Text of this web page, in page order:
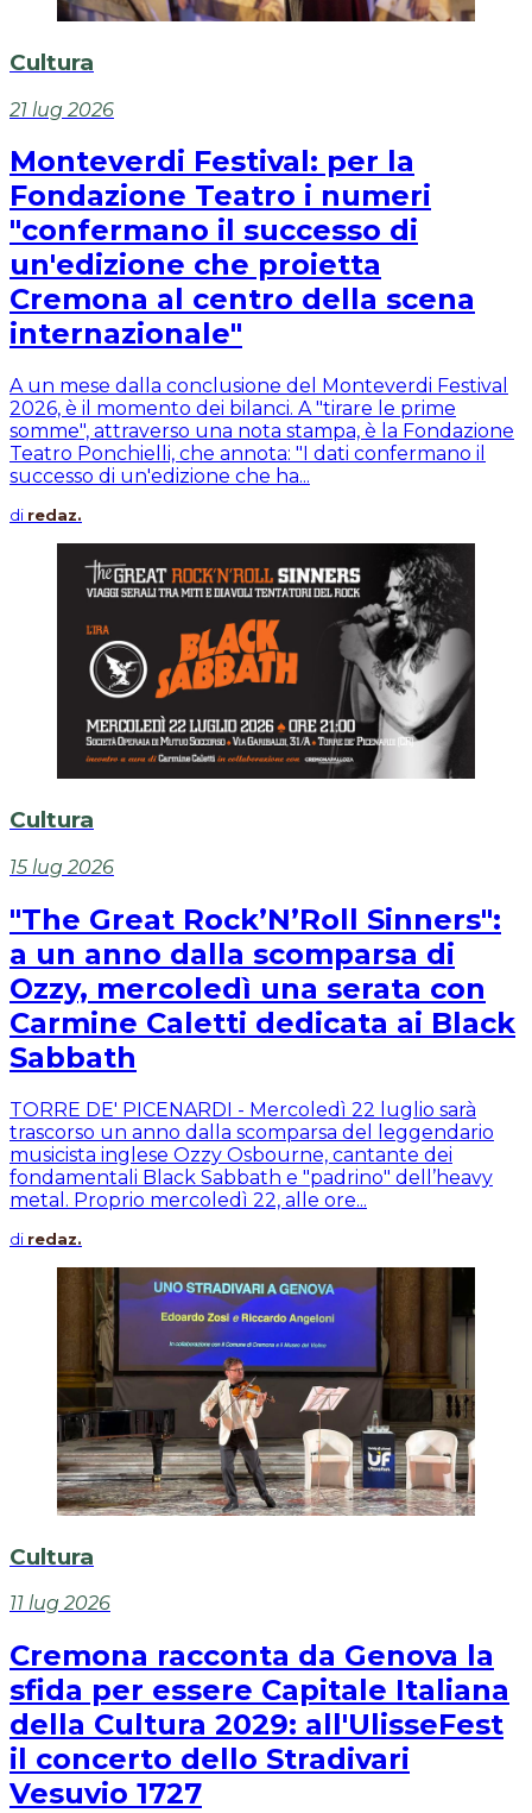
Cultura
21 lug 2026
Monteverdi Festival: per la
Fondazione Teatro i numeri
"confermano il successo di
un'edizione che proietta
Cremona al centro della scena
internazionale"
A un mese dalla conclusione del Monteverdi Festival
2026, è il momento dei bilanci. A "tirare le prime
somme", attraverso una nota stampa, è la Fondazione
Teatro Ponchielli, che annota: "I dati confermano il
successo di un'edizione che ha...
di redaz.
Cultura
15 lug 2026
"The Great Rock’N’Roll Sinners":
a un anno dalla scomparsa di
Ozzy, mercoledì una serata con
Carmine Caletti dedicata ai Black
Sabbath
TORRE DE' PICENARDI - Mercoledì 22 luglio sarà
trascorso un anno dalla scomparsa del leggendario
musicista inglese Ozzy Osbourne, cantante dei
fondamentali Black Sabbath e "padrino" dell’heavy
metal. Proprio mercoledì 22, alle ore...
di redaz.
Cultura
11 lug 2026
Cremona racconta da Genova la
sfida per essere Capitale Italiana
della Cultura 2029: all'UlisseFest
il concerto dello Stradivari
Vesuvio 1727